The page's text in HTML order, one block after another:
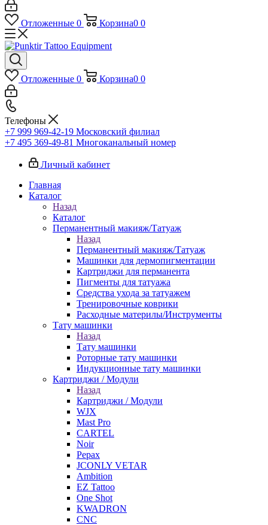
Отложенные 0 Корзина0 0
Отложенные 0 Корзина0 0
Телефоны
+7 999 969-42-19 Московский филиал
+7 495 369-49-81 Многоканальный номер
Личный кабинет
Главная
Каталог
Назад
Каталог
Перманентный макияж/Татуаж
Назад
Перманентный макияж/Татуаж
Машинки для дермопигментации
Картриджи для перманента
Пигменты для татуажа
Средства ухода за татуажем
Тренировочные коврики
Расходные материлы/Инструменты
Тату машинки
Назад
Тату машинки
Роторные тату машинки
Индукционные тату машинки
Картриджи / Модули
Назад
Картриджи / Модули
WJX
Mast Pro
CARTEL
Noir
Pepax
JCONLY VETAR
Ambition
EZ Tattoo
One Shot
KWADRON
CNC